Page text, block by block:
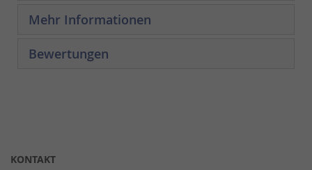
Mehr Informationen
Bewertungen
KONTAKT